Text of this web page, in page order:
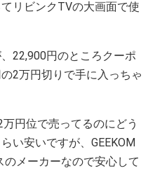
リビンクTVの大画面で使
22,900円のところクーポ
2万円切りで手に入っちゃ
円位で売ってるのにどう
い安いですが、GEEKOM
メーカーなので安心して